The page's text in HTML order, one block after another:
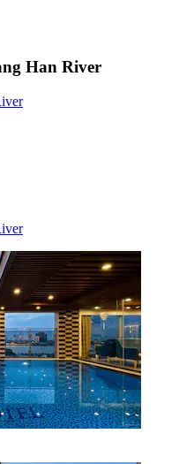
Han River